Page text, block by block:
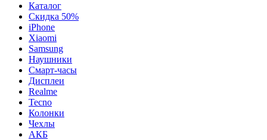
Каталог
Скидка 50%
iPhone
Xiaomi
Samsung
Наушники
Смарт-часы
Дисплеи
Realme
Tecno
Колонки
Чехлы
АКБ